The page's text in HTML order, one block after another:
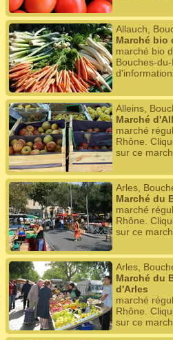
Allauch,
Marché bio
marché bio
Bouches-
Alleins,
Marché
marché
Rhône.
sur ce
Arles,
Marché du
marché
Rhône.
sur ce
Arles,
Marché du
d'Arles
marché
Rhône.
sur ce